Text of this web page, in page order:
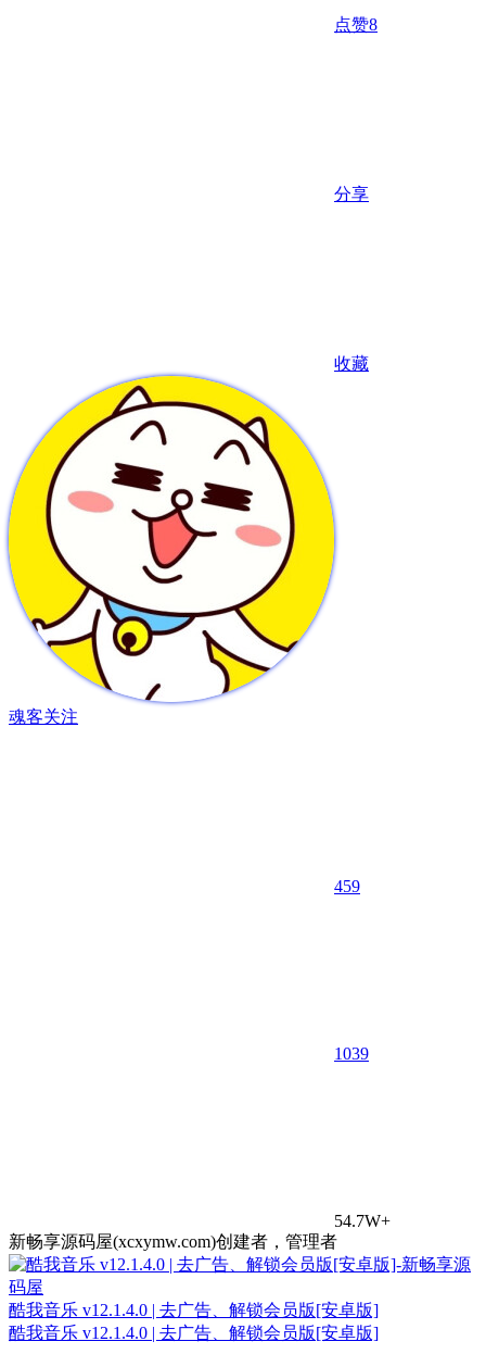
点赞8
分享
收藏
魂客关注
459
1039
54.7W+
新畅享源码屋(xcxymw.com)创建者，管理者
酷我音乐 v12.1.4.0 | 去广告、解锁会员版[安卓版]
酷我音乐 v12.1.4.0 | 去广告、解锁会员版[安卓版]